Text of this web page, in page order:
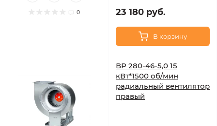
0 23 180 руб.
В корзину
ВР 280-46-5,0 15
кВт*1500 об/мин
радиальный вентилятор
правый